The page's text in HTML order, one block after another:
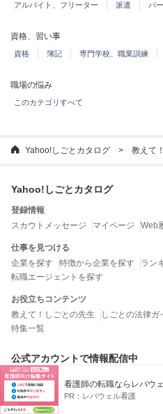
アルバイト、フリーター 派遣 パ
資格、習い事
資格 簿記 専門学校、職業訓練
職場の悩み
このカテゴリすべて
Yahoo!しごとカタログ 教えて
看護師の転職ならレバウ
PR： レバウェル看護
Yahoo!しごとカタログ
登録情報
スカウトメッセージ
マイページ Web
仕事を見つける
企業を探す
特徴から企業を探す
ラン
転職エージェントを探す
お役立ちコンテンツ
教えて！しごとの先生
しごとの法律ガ
特集一覧
公式アカウントで情報配信中
X LINE